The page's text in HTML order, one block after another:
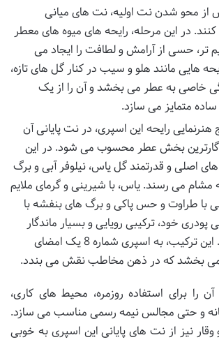
از محو شدن نت اولیه، نت های میانی
در این مرحله، رایحه های میوه های معطر
تر، حسی از آرامش و لطافت را ایجاد می
هایی مانند هلو و سیب در کنار گل های تازه،
خاصی به عطر می بخشد و آن را از یک
متمایز می سازد.
هنرنمایی رایحه این اسپری، در نت پایانی آن
بخش عطر محسوب می شود. در این
های اصلی و قدرتمند گل یاس، نیلوفر آبی و برگ
مشام می رسند. یاس، با شیرینی و گرمای ملایم
با طراوت و حس پاکی و برگ های بنفشه با
خود، ترکیبی رویایی و بسیار ماندگار
خلق می کنند. این ترکیب، به اسپری شماره 8 یک امضای
بخشد که در ذهن مخاطب نقش می بندد.
آن را برای استفاده روزمره، محیط های کاری،
و حتی مجالس نیمه رسمی مناسب می سازد.
نیز از نت های پایانی این اسپری به خوبی